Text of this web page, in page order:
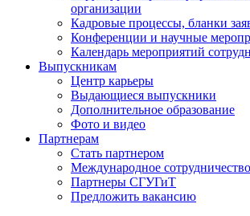
организации
Кадровые процессы, бланки
Конференции и научные
Календарь мероприятий
Выпускникам
Центр карьеры
Выдающиеся выпускники
Дополнительное образование
Фото и видео
Партнерам
Стать партнером
Международное сотрудничество
Партнеры СГУГиТ
Предложить вакансию